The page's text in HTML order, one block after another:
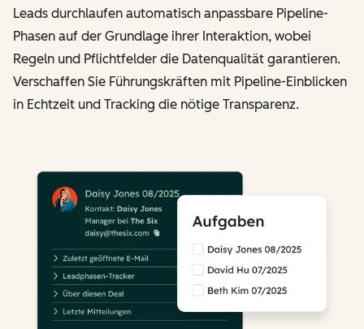
Leads durchlaufen automatisch anpassbare Pipeline-
Phasen auf der Grundlage ihrer Interaktion, wobei
Regeln und Pflichtfelder die Datenqualität garantieren.
Verschaffen Sie Führungskräften mit Pipeline-Einblicken
in Echtzeit und Tracking die nötige Transparenz.